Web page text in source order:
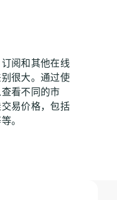
阅和其他在线
很大。通过使
看不同的市
易价格，包括
。